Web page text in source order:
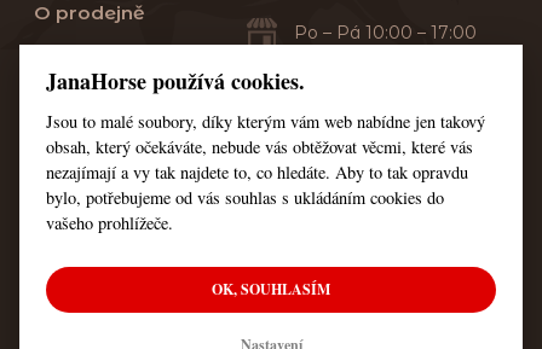
O prodejně
Servis
Kontakt
Nastavení cookies
Po – Pá 10:00 – 17:00
+420 353 549 410
+420 608 444 378
© Všechna práva vyhrazena JanaHorse
JanaHorse používá cookies.
Jsou to malé soubory, díky kterým vám web nabídne jen takový
obsah, který očekáváte, nebude vás obtěžovat věcmi, které vás
nezajímají a vy tak najdete to, co hledáte. Aby to tak opravdu
bylo, potřebujeme od vás souhlas s ukládáním cookies do
vašeho prohlížeče.
OK, SOUHLASÍM
Nastavení